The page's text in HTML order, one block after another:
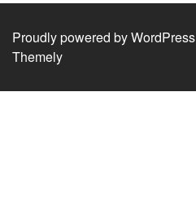
Proudly powered by WordPress
Themely